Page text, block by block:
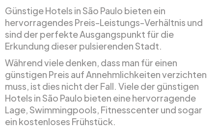
Günstige Hotels in São Paulo bieten ein
hervorragendes Preis-Leistungs-Verhältnis und
sind der perfekte Ausgangspunkt für die
Erkundung dieser pulsierenden Stadt.
Während viele denken, dass man für einen
günstigen Preis auf Annehmlichkeiten verzichten
muss, ist dies nicht der Fall. Viele der günstigen
Hotels in São Paulo bieten eine hervorragende
Lage, Swimmingpools, Fitnesscenter und sogar
ein kostenloses Frühstück.